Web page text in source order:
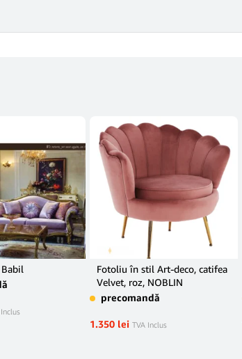
Fotoliu în stil Art-deco, catifea
Velvet, roz, NOBLIN
precomandă
1.350 lei TVA Inclus